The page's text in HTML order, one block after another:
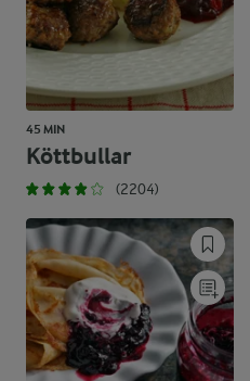
45 MIN
Köttbullar
(2204)